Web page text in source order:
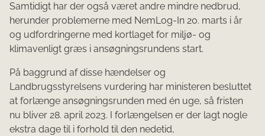
Samtidigt har der også været andre mindre nedbrud,
herunder problemerne med NemLog-In 20. marts i år
og udfordringerne med kortlaget for miljø- og
klimavenligt græs i ansøgningsrundens start.
På baggrund af disse hændelser og
Landbrugsstyrelsens vurdering har ministeren besluttet
at forlænge ansøgningsrunden med én uge, så fristen
nu bliver 28. april 2023. I forlængelsen er der lagt nogle
ekstra dage til i forhold til den nedetid,